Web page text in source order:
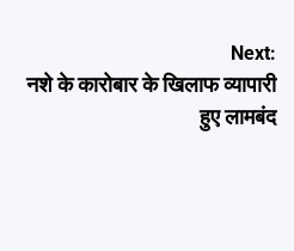
Next:
नशे के कारोबार के खिलाफ व्यापारी
हुए लामबंद